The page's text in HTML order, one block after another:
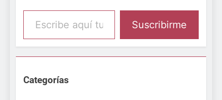
Escribe aquí tu email
Suscribirme
Categorías